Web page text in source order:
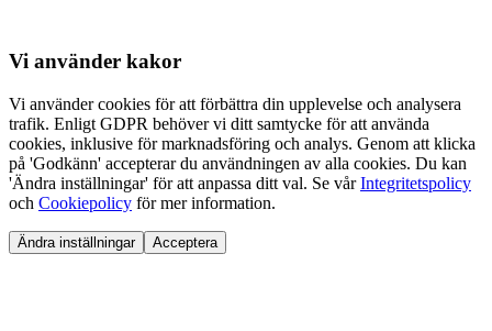
Vi använder kakor
Vi använder cookies för att förbättra din upplevelse och analysera
trafik. Enligt GDPR behöver vi ditt samtycke för att använda
cookies, inklusive för marknadsföring och analys. Genom att klicka
på 'Godkänn' accepterar du användningen av alla cookies. Du kan
'Ändra inställningar' för att anpassa ditt val. Se vårIntegritetspolicy
och Cookiepolicy för mer information.
Ändra inställningar Acceptera